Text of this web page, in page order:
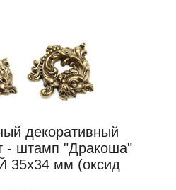
декоративный
- штамп "Дракоша"
мм (оксид